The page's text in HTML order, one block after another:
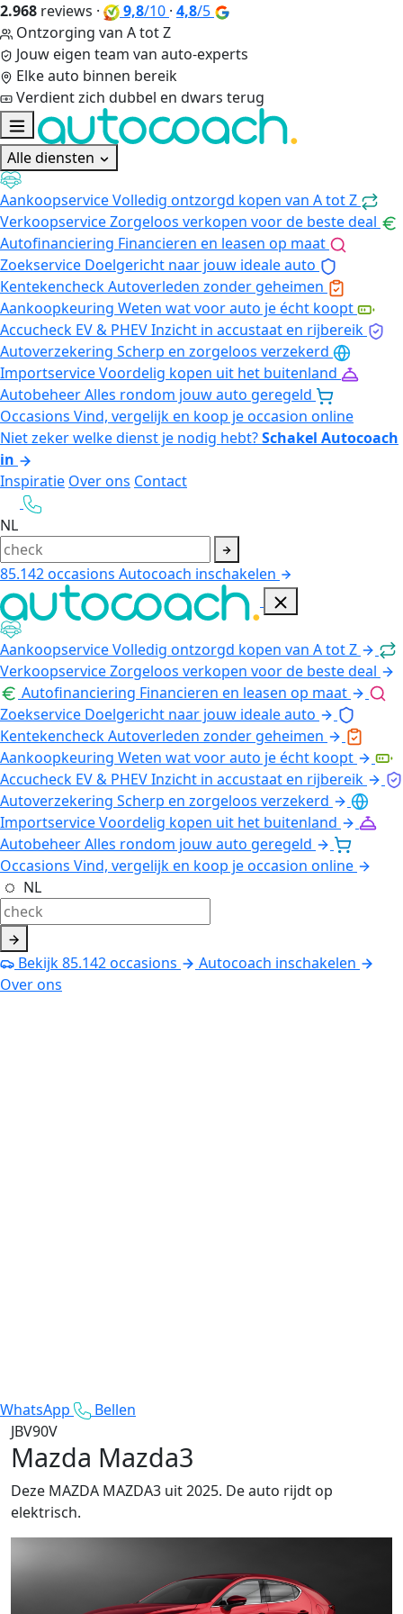
2.968 reviews · 9,8/10 · 4,8/5
Ontzorging van A tot Z
Jouw eigen team van auto-experts
Elke auto binnen bereik
Verdient zich dubbel en dwars terug
Alle diensten
AankoopserviceVolledig ontzorgd kopen van A tot Z
VerkoopserviceZorgeloos verkopen voor de beste deal
Autofinanciering Financieren en leasen op maat
Zoekservice Doelgericht naar jouw ideale auto
KentekencheckAutoverleden zonder geheimen
Aankoopkeuring Weten wat voor auto je écht koopt
Accucheck EV & PHEVInzicht in accustaat en rijbereik
Autoverzekering Scherp en zorgeloos verzekerd
ImportserviceVoordelig kopen uit het buitenland
AutobeheerAlles rondom jouw auto geregeld
Occasions Vind, vergelijk en koop je occasion online
Niet zeker welke dienst je nodig hebt?Schakel Autocoach
in
Inspiratie Over ons Contact
NL
85.142occasions Autocoach inschakelen
AankoopserviceVolledig ontzorgd kopen van A tot Z
VerkoopserviceZorgeloos verkopen voor de beste deal
Autofinanciering Financieren en leasen op maat
Zoekservice Doelgericht naar jouw ideale auto
KentekencheckAutoverleden zonder geheimen
Aankoopkeuring Weten wat voor auto je écht koopt
Accucheck EV & PHEVInzicht in accustaat en rijbereik
Autoverzekering Scherp en zorgeloos verzekerd
ImportserviceVoordelig kopen uit het buitenland
AutobeheerAlles rondom jouw auto geregeld
Occasions Vind, vergelijk en koop je occasion online
NL
Bekijk85.142occasions
Autocoach inschakelen
Over ons
WhatsApp
Bellen
JBV90V
Mazda Mazda3
Deze MAZDA MAZDA3 uit 2025. De auto rijdt op
elektrisch.